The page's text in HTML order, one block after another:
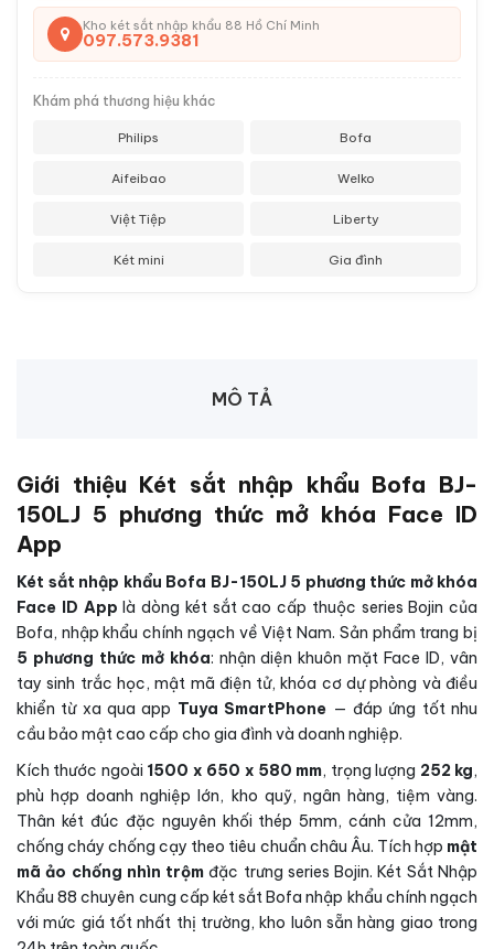
Kho két sắt nhập khẩu 88 Hồ Chí Minh
097.573.9381
Khám phá thương hiệu khác
Philips Bofa
Aifeibao Welko
Việt Tiệp Liberty
Két mini Gia đình
MÔ TẢ
Giới thiệu Két sắt nhập khẩu Bofa BJ-
150LJ 5 phương thức mở khóa Face ID
App
Két sắt nhập khẩu Bofa BJ-150LJ 5 phương thức mở khóa
Face ID App là dòng két sắt cao cấp thuộc series Bojin của
Bofa, nhập khẩu chính ngạch về Việt Nam. Sản phẩm trang bị
5 phương thức mở khóa: nhận diện khuôn mặt Face ID, vân
tay sinh trắc học, mật mã điện tử, khóa cơ dự phòng và điều
khiển từ xa qua app Tuya SmartPhone — đáp ứng tốt nhu
cầu bảo mật cao cấp cho gia đình và doanh nghiệp.
Kích thước ngoài 1500 x 650 x 580 mm, trọng lượng 252 kg,
phù hợp doanh nghiệp lớn, kho quỹ, ngân hàng, tiệm vàng.
Thân két đúc đặc nguyên khối thép 5mm, cánh cửa 12mm,
chống cháy chống cạy theo tiêu chuẩn châu Âu. Tích hợp mật
mã ảo chống nhìn trộm đặc trưng series Bojin. Két Sắt Nhập
Khẩu 88 chuyên cung cấp két sắt Bofa nhập khẩu chính ngạch
với mức giá tốt nhất thị trường, kho luôn sẵn hàng giao trong